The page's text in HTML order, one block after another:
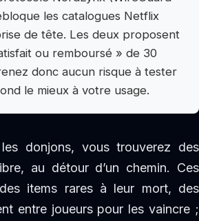
les catalogues Netflix
de tête. Les deux proposent
ou remboursé » de 30
donc aucun risque à tester
le mieux à votre usage.
donjons, vous trouverez des
au détour d’un chemin. Ces
items rares à leur mort, des
entre joueurs pour les vaincre ;